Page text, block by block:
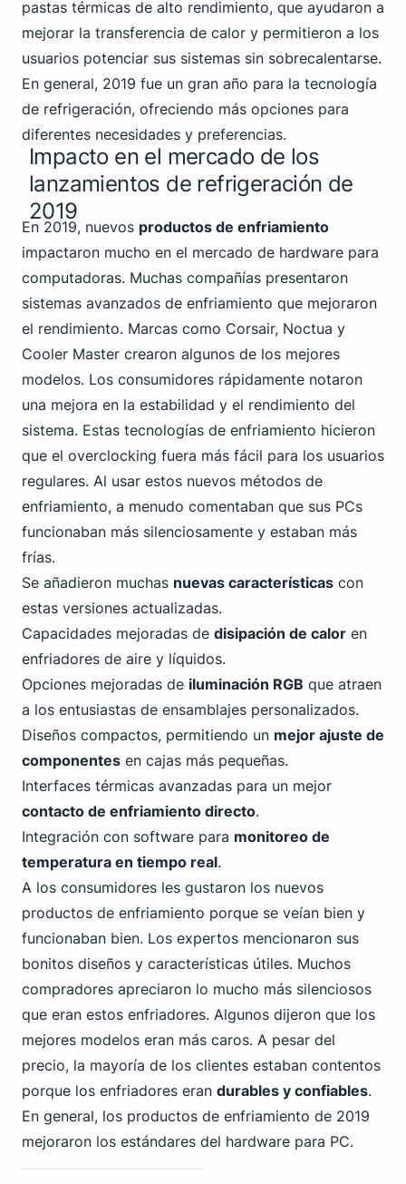
pastas térmicas de alto rendimiento, que ayudaron a
mejorar la transferencia de calor y permitieron a los
usuarios potenciar sus sistemas sin sobrecalentarse.
En general, 2019 fue un gran año para la tecnología
de refrigeración, ofreciendo más opciones para
diferentes necesidades y preferencias.
Impacto en el mercado de los
lanzamientos de refrigeración de
2019
En 2019, nuevos productos de enfriamiento
impactaron mucho en el mercado de hardware para
computadoras. Muchas compañías presentaron
sistemas avanzados de enfriamiento que mejoraron
el rendimiento. Marcas como Corsair, Noctua y
Cooler Master crearon algunos de los mejores
modelos. Los consumidores rápidamente notaron
una mejora en la estabilidad y el rendimiento del
sistema. Estas tecnologías de enfriamiento hicieron
que el overclocking fuera más fácil para los usuarios
regulares. Al usar estos nuevos métodos de
enfriamiento, a menudo comentaban que sus PCs
funcionaban más silenciosamente y estaban más
frías.
Se añadieron muchas nuevas características con
estas versiones actualizadas.
Capacidades mejoradas de disipación de calor en
enfriadores de aire y líquidos.
Opciones mejoradas de iluminación RGB que atraen
a los entusiastas de ensamblajes personalizados.
Diseños compactos, permitiendo un mejor ajuste de
componentes en cajas más pequeñas.
Interfaces térmicas avanzadas para un mejor
contacto de enfriamiento directo.
Integración con software para monitoreo de
temperatura en tiempo real.
A los consumidores les gustaron los nuevos
productos de enfriamiento porque se veían bien y
funcionaban bien. Los expertos mencionaron sus
bonitos diseños y características útiles. Muchos
compradores apreciaron lo mucho más silenciosos
que eran estos enfriadores. Algunos dijeron que los
mejores modelos eran más caros. A pesar del
precio, la mayoría de los clientes estaban contentos
porque los enfriadores eran durables y confiables.
En general, los productos de enfriamiento de 2019
mejoraron los estándares del hardware para PC.